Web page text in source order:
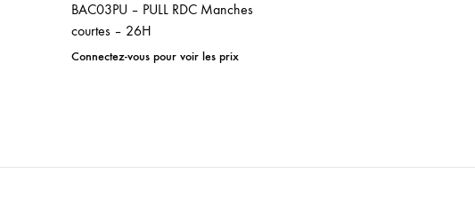
BAC03PU – PULL RDC Manches
courtes – 26H
Connectez-vous pour voir les prix